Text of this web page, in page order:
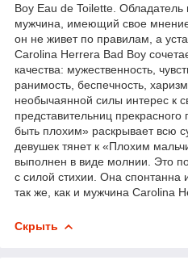
Boy Eau de Toilette.
мужчина, имеющий свое
он не живет по правилам, а
Carolina Herrera Bad Boy
качества: мужественность,
ранимость, беспечность,
необычаянной силы интерес к
представительниц
быть плохим» раскрывает всю
девушек тянет к «Плохим
выполнен в виде молнии. Это
с силой стихии. Она спонтанна
так же, как и мужчина Carolina
Скрыть